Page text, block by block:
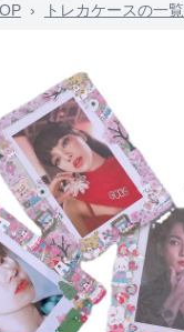
› トレカケースの一覧